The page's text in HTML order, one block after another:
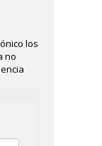
los
no